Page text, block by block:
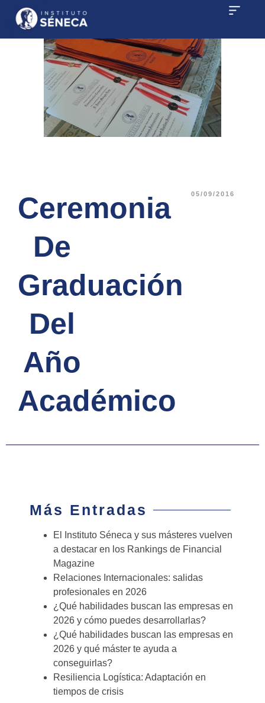
Ceremonia
De
Graduación
Del
Año
Académico
05/09/2016
Más Entradas
El Instituto Séneca y sus másteres vuelven
a destacar en los Rankings de Financial
Magazine
Relaciones Internacionales: salidas
profesionales en 2026
¿Qué habilidades buscan las empresas en
2026 y cómo puedes desarrollarlas?
¿Qué habilidades buscan las empresas en
2026 y qué máster te ayuda a
conseguirlas?
Resiliencia Logística: Adaptación en
tiempos de crisis